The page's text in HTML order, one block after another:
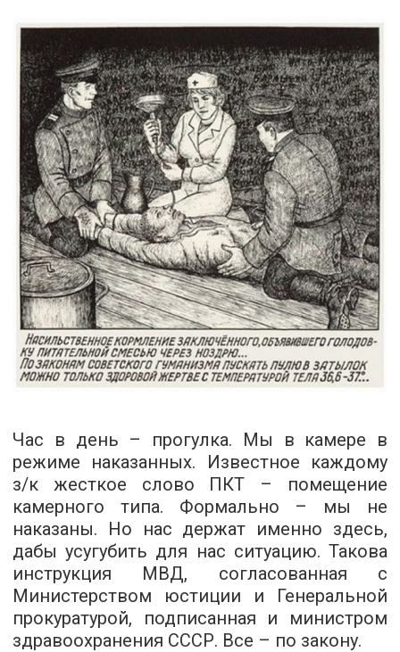
Час в день – прогулка. Мы в камере в
режиме наказанных. Известное каждому
з/к жесткое слово ПКТ – помещение
камерного типа. Формально – мы не
наказаны. Но нас держат именно здесь,
дабы усугубить для нас ситуацию. Такова
инструкция МВД, согласованная с
Министерством юстиции и Генеральной
прокуратурой, подписанная и министром
здравоохранения СССР. Все – по закону.